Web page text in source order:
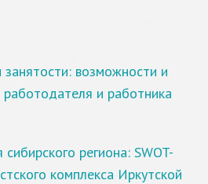
возможности и
и работника
региона: SWOT-
комплекса Иркутской